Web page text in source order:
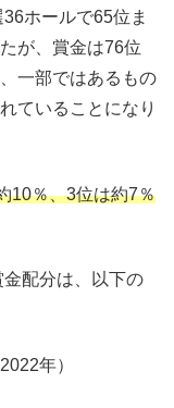
ホールで65位ま
が、賞金は76位
一部ではあるもの
ていることになり
10％、3位は約7％
配分は、以下の
年）